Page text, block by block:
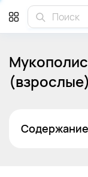
(взрослые)
Содержание